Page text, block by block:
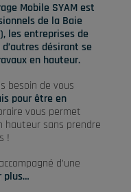
Mobile SYAM est
de la Baie
les entreprises de
désirant se
en hauteur.
besoin de vous
pour être en
vous permet
hauteur sans prendre
!
d’une
plus…